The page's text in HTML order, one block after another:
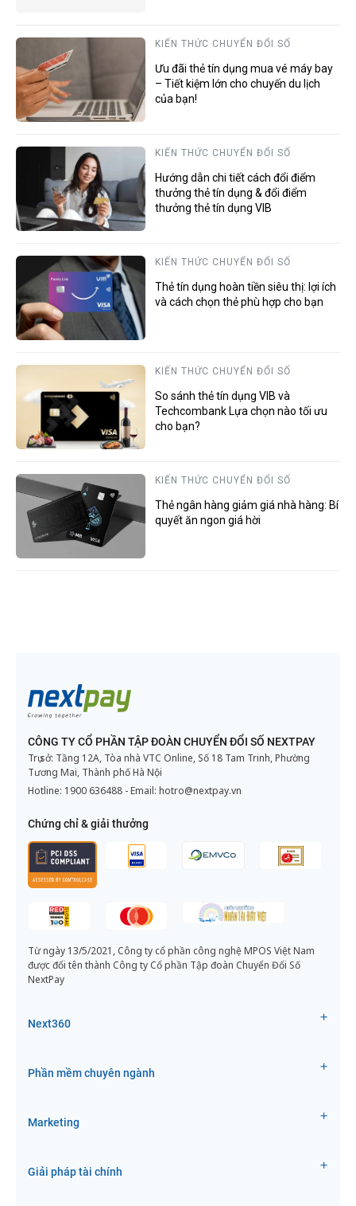
KIẾN THỨC CHUYỂN ĐỔI SỐ
Ưu đãi thẻ tín dụng mua vé máy bay
– Tiết kiệm lớn cho chuyến du lịch
của bạn!
KIẾN THỨC CHUYỂN ĐỔI SỐ
Hướng dẫn chi tiết cách đổi điểm
thưởng thẻ tín dụng & đổi điểm
thưởng thẻ tín dụng VIB
KIẾN THỨC CHUYỂN ĐỔI SỐ
Thẻ tín dụng hoàn tiền siêu thị: lợi ích
và cách chọn thẻ phù hợp cho bạn
KIẾN THỨC CHUYỂN ĐỔI SỐ
So sánh thẻ tín dụng VIB và
Techcombank Lựa chọn nào tối ưu
cho bạn?
KIẾN THỨC CHUYỂN ĐỔI SỐ
Thẻ ngân hàng giảm giá nhà hàng: Bí
quyết ăn ngon giá hời
CÔNG TY CỔ PHẦN TẬP ĐOÀN CHUYỂN ĐỔI SỐ NEXTPAY
Trụ sở: Tầng 12A, Tòa nhà VTC Online, Số 18 Tam Trinh, Phường
Tương Mai, Thành phố Hà Nội
Hotline: 1900 636488 - Email: hotro@nextpay.vn
Chứng chỉ & giải thưởng
Từ ngày 13/5/2021, Công ty cổ phần công nghệ MPOS Việt Nam
được đổi tên thành Công ty Cổ phần Tập đoàn Chuyển Đổi Số
NextPay
Next360
Phần mềm chuyên ngành
Marketing
Giải pháp tài chính